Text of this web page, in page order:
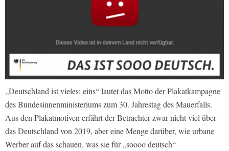
„Deutschland ist vieles: eins“ lautet das Motto der Plakatkampagne
des Bundesinnenministeriums zum 30. Jahrestag des Mauerfalls.
Aus den Plakatmotiven erfährt der Betrachter zwar nicht viel über
das Deutschland von 2019, aber eine Menge darüber, wie urbane
Werber auf das schauen, was sie für „soooo deutsch“